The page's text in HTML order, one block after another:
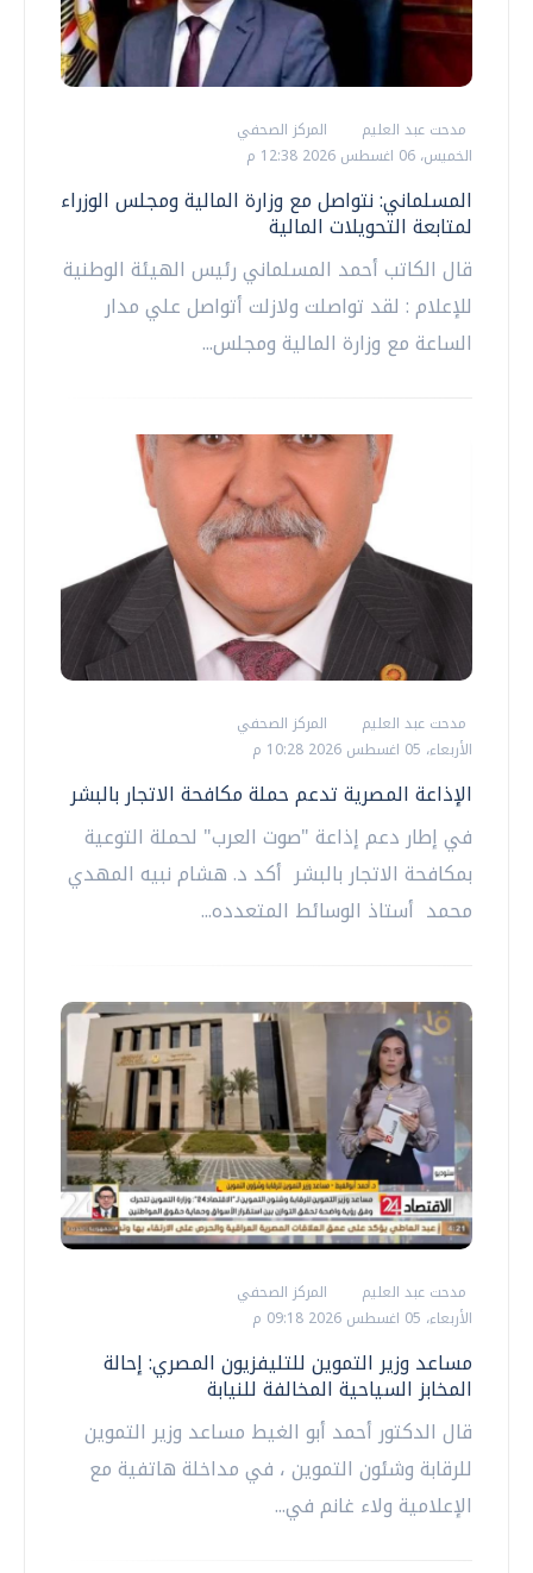
مدحت عبد العليم
المركز الصحفي
الخميس، 06 اغسطس 2026 12:38 م
المسلماني: نتواصل مع وزارة المالية ومجلس الوزراء
لمتابعة التحويلات المالية
قال الكاتب أحمد المسلماني رئيس الهيئة الوطنية
للإعلام : لقد تواصلت ولازلت أتواصل علي مدار
الساعة مع وزارة المالية ومجلس...
مدحت عبد العليم
المركز الصحفي
الأربعاء، 05 اغسطس 2026 10:28 م
الإذاعة المصرية تدعم حملة مكافحة الاتجار بالبشر
في إطار دعم إذاعة "صوت العرب" لحملة التوعية
بمكافحة الاتجار بالبشر أكد د. هشام نبيه المهدي
محمد أستاذ الوسائط المتعدده...
مدحت عبد العليم
المركز الصحفي
الأربعاء، 05 اغسطس 2026 09:18 م
مساعد وزير التموين للتليفزيون المصري: إحالة
المخابز السياحية المخالفة للنيابة
قال الدكتور أحمد أبو الغيط مساعد وزير التموين
للرقابة وشئون التموين ، في مداخلة هاتفية مع
الإعلامية ولاء غانم في...